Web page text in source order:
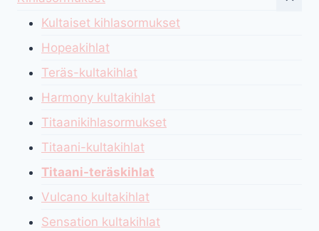
Kultaiset kihlasormukset
Hopeakihlat
Teräs-kultakihlat
Harmony kultakihlat
Titaanikihlasormukset
Titaani-kultakihlat
Titaani-teräskihlat
Vulcano kultakihlat
Sensation kultakihlat